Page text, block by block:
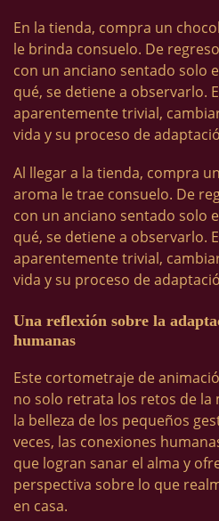
En la tienda, compra un
le brinda consuelo. De
con un anciano sentado solo
qué, se detiene a observarlo.
aparentemente trivial,
vida y su proceso de
Al llegar a la tienda, compra
aroma le trae consuelo. De
con un anciano sentado solo
qué, se detiene a observarlo.
aparentemente trivial,
vida y su proceso de
Una reflexión sobre la
humanas
Este cortometraje de
no solo retrata los retos de la
la belleza de los pequeños
veces, las conexiones
que logran sanar el alma y
perspectiva sobre lo que
en casa.